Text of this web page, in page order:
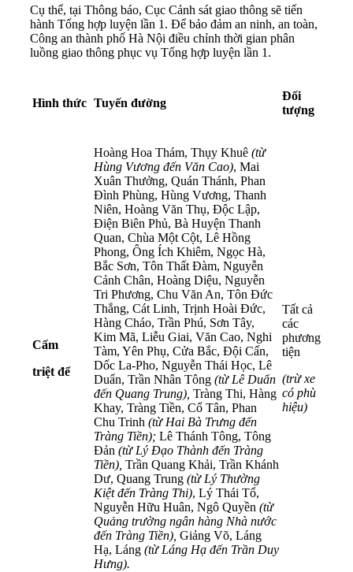
Cụ thể, tại Thông báo, Cục Cảnh sát giao thông sẽ tiến
hành Tổng hợp luyện lần 1. Để bảo đảm an ninh, an toàn,
Công an thành phố Hà Nội điều chỉnh thời gian phân
luồng giao thông phục vụ Tổng hợp luyện lần 1.
Hình thức Tuyến đường
Đối
tượng
Cấm
triệt để
Hoàng Hoa Thám, Thụy Khuê (từ
Hùng Vương đến Văn Cao), Mai
Xuân Thưởng, Quán Thánh, Phan
Đình Phùng, Hùng Vương, Thanh
Niên, Hoàng Văn Thụ, Độc Lập,
Điện Biên Phủ, Bà Huyện Thanh
Quan, Chùa Một Cột, Lê Hồng
Phong, Ông Ích Khiêm, Ngọc Hà,
Bắc Sơn, Tôn Thất Đàm, Nguyễn
Cảnh Chân, Hoàng Diệu, Nguyễn
Tri Phương, Chu Văn An, Tôn Đức
Thắng, Cát Linh, Trịnh Hoài Đức,
Hàng Cháo, Trần Phú, Sơn Tây,
Kim Mã, Liễu Giai, Văn Cao, Nghi
Tàm, Yên Phụ, Cửa Bắc, Đội Cấn,
Dốc La-Pho, Nguyễn Thái Học, Lê
Duẩn, Trần Nhân Tông (từ Lê Duẩn
đến Quang Trung), Tràng Thi, Hàng
Khay, Tràng Tiền, Cổ Tân, Phan
Chu Trinh (từ Hai Bà Trưng đến
Tràng Tiền); Lê Thánh Tông, Tông
Đản (từ Lý Đạo Thành đến Tràng
Tiền), Trần Quang Khải, Trần Khánh
Dư, Quang Trung (từ Lý Thường
Kiệt đến Tràng Thi), Lý Thái Tổ,
Nguyễn Hữu Huân, Ngô Quyền (từ
Quảng trường ngân hàng Nhà nước
đến Tràng Tiền), Giảng Võ, Láng
Hạ, Láng (từ Láng Hạ đến Trần Duy
Hưng).
Tất cả
các
phương
tiện
(trừ xe
có phù
hiệu)